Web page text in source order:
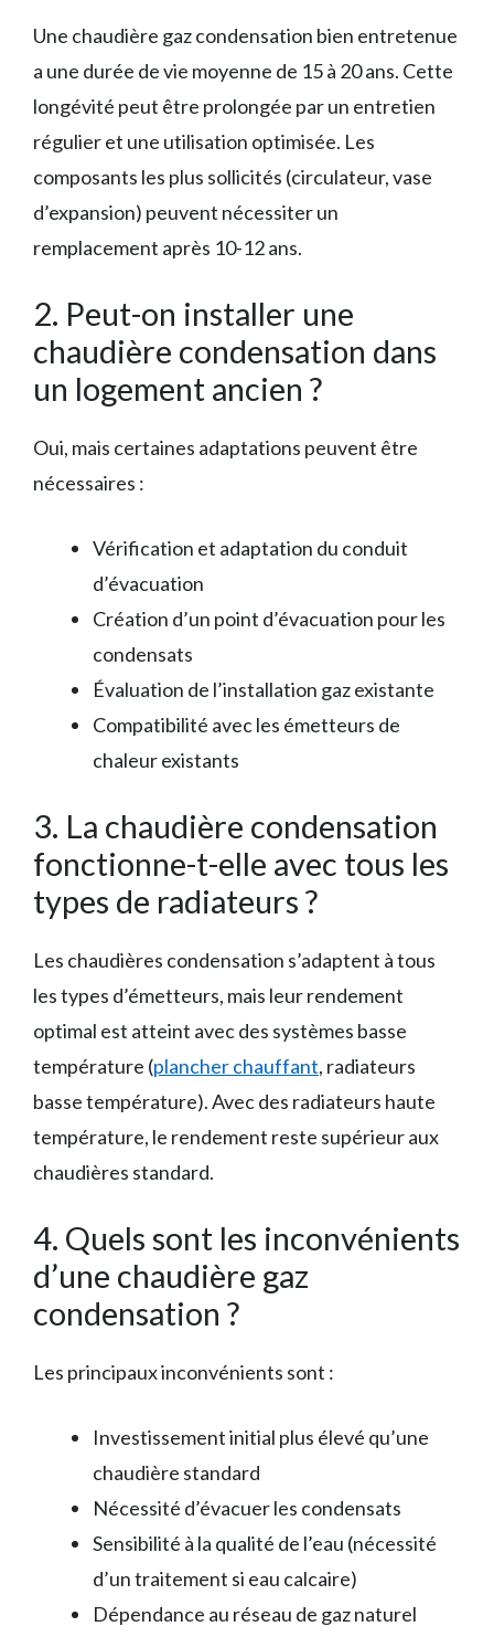
Une chaudière gaz condensation bien entretenue
a une durée de vie moyenne de 15 à 20 ans. Cette
longévité peut être prolongée par un entretien
régulier et une utilisation optimisée. Les
composants les plus sollicités (circulateur, vase
d’expansion) peuvent nécessiter un
remplacement après 10-12 ans.
2. Peut-on installer une
chaudière condensation dans
un logement ancien ?
Oui, mais certaines adaptations peuvent être
nécessaires :
Vérification et adaptation du conduit
d’évacuation
Création d’un point d’évacuation pour les
condensats
Évaluation de l’installation gaz existante
Compatibilité avec les émetteurs de
chaleur existants
3. La chaudière condensation
fonctionne-t-elle avec tous les
types de radiateurs ?
Les chaudières condensation s’adaptent à tous
les types d’émetteurs, mais leur rendement
optimal est atteint avec des systèmes basse
température (plancher chauffant, radiateurs
basse température). Avec des radiateurs haute
température, le rendement reste supérieur aux
chaudières standard.
4. Quels sont les inconvénients
d’une chaudière gaz
condensation ?
Les principaux inconvénients sont :
Investissement initial plus élevé qu’une
chaudière standard
Nécessité d’évacuer les condensats
Sensibilité à la qualité de l’eau (nécessité
d’un traitement si eau calcaire)
Dépendance au réseau de gaz naturel